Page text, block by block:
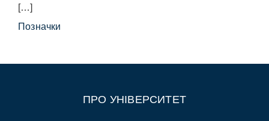
[…]
Позначки
ПРО УНІВЕРСИТЕТ